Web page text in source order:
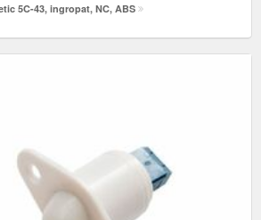
5C-43, ingropat, NC, ABS